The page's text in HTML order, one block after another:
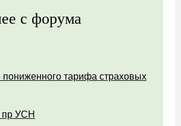
с форума
тарифа страховых
УСН